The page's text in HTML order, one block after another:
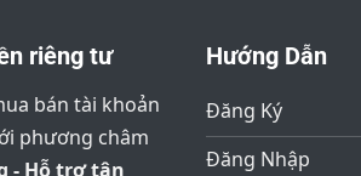
riêng tư
bán tài khoản
phương châm
- Hỗ trợ tận
Hướng Dẫn
Đăng Ký
Đăng Nhập